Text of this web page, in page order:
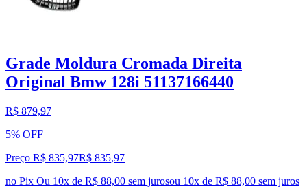
Grade Moldura Cromada Direita
Original Bmw 128i 51137166440
R$ 879,97
5% OFF
Preço R$ 835,97R$ 835,97
no Pix Ou 10x de R$ 88,00 sem jurosou 10x de R$ 88,00 sem juros